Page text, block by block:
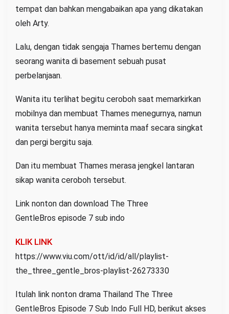
tempat dan bahkan mengabaikan apa yang dikatakan
oleh Arty.
Lalu, dengan tidak sengaja Thames bertemu dengan
seorang wanita di ­basement sebuah pusat
perbelanjaan.
Wanita itu terlihat begitu ceroboh saat memarkirkan
mobilnya dan membuat Thames menegurnya, namun
wanita tersebut hanya meminta maaf secara singkat
dan pergi bergitu saja.
Dan itu membuat Thames merasa jengkel lantaran
sikap wanita ceroboh tersebut.
Link nonton dan download The Three
GentleBros episode 7 sub indo
KLIK LINK
https://www.viu.com/ott/id/id/all/playlist-
the_three_gentle_bros-playlist-26273330
Itulah link nonton drama Thailand The Three
GentleBros Episode 7 Sub Indo Full HD, berikut akses